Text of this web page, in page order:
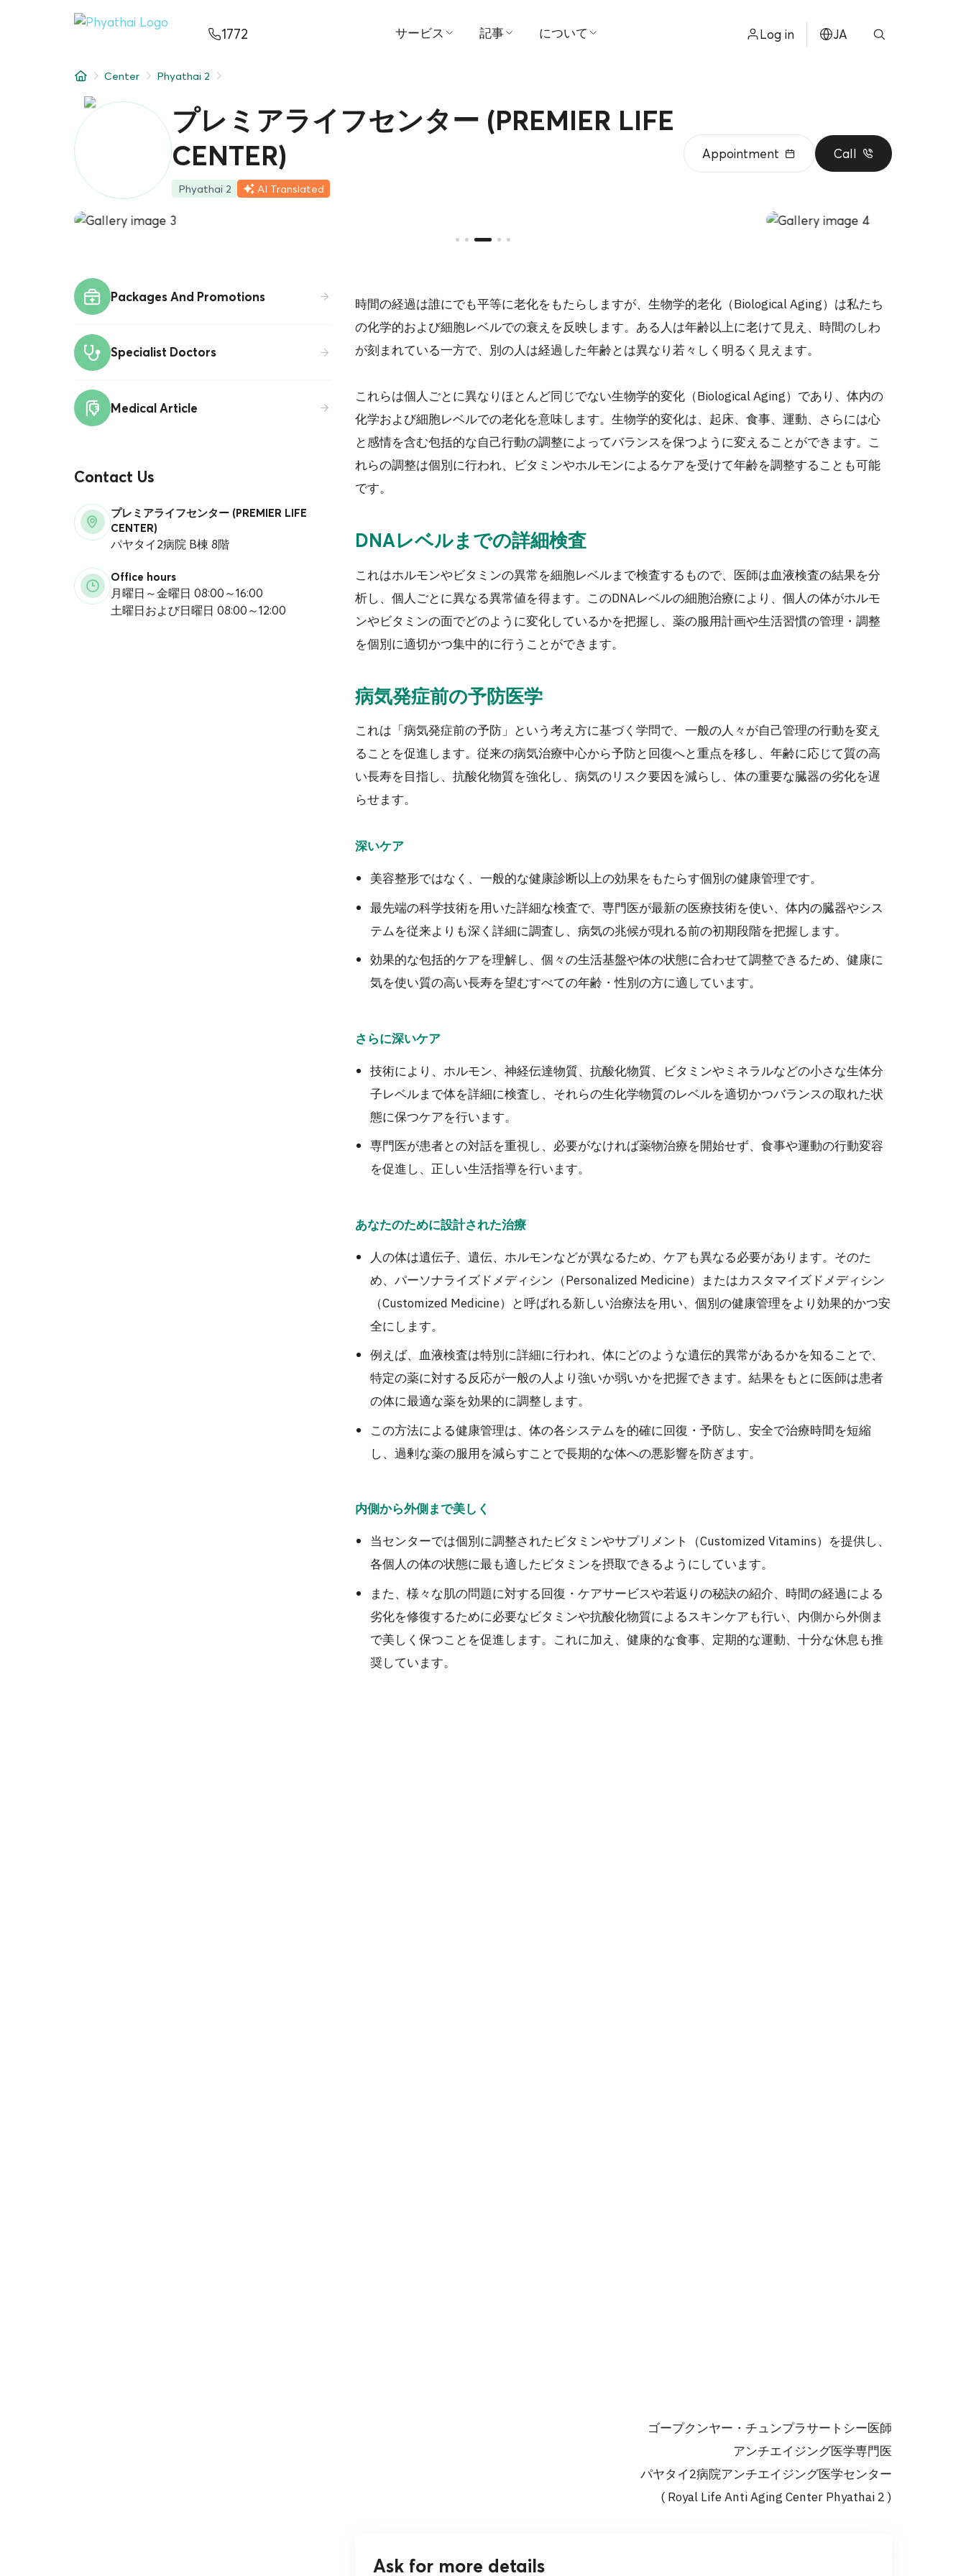
1772 サービス
予約する
記事
ビデオ
について
ビジョンとミッション
Log in JA
中文
عربي
ไทย
について
Hospital Locations
Center Phyathai 2
プレミアライフセンター (PREMIER LIFE
CENTER)
Phyathai 2 AI Translated
Appointment Call
Packages And Promotions
Specialist Doctors
Medical Article
Contact Us
プレミアライフセンター (PREMIER LIFE
CENTER)
パヤタイ2病院 B棟 8階
Office hours
月曜日～金曜日 08:00～16:00
土曜日および日曜日 08:00～12:00
時間の経過は誰にでも平等に老化をもたらしますが、生物学的老化（Biological Aging）は私たち
の化学的および細胞レベルでの衰えを反映します。ある人は年齢以上に老けて見え、時間のしわ
が刻まれている一方で、別の人は経過した年齢とは異なり若々しく明るく見えます。
これらは個人ごとに異なりほとんど同じでない生物学的変化（Biological Aging）であり、体内の
化学および細胞レベルでの老化を意味します。生物学的変化は、起床、食事、運動、さらには心
と感情を含む包括的な自己行動の調整によってバランスを保つように変えることができます。こ
れらの調整は個別に行われ、ビタミンやホルモンによるケアを受けて年齢を調整することも可能
です。
DNAレベルまでの詳細検査
これはホルモンやビタミンの異常を細胞レベルまで検査するもので、医師は血液検査の結果を分
析し、個人ごとに異なる異常値を得ます。このDNAレベルの細胞治療により、個人の体がホルモ
ンやビタミンの面でどのように変化しているかを把握し、薬の服用計画や生活習慣の管理・調整
を個別に適切かつ集中的に行うことができます。
病気発症前の予防医学
これは「病気発症前の予防」という考え方に基づく学問で、一般の人々が自己管理の行動を変え
ることを促進します。従来の病気治療中心から予防と回復へと重点を移し、年齢に応じて質の高
い長寿を目指し、抗酸化物質を強化し、病気のリスク要因を減らし、体の重要な臓器の劣化を遅
らせます。
深いケア
美容整形ではなく、一般的な健康診断以上の効果をもたらす個別の健康管理です。
最先端の科学技術を用いた詳細な検査で、専門医が最新の医療技術を使い、体内の臓器やシス
テムを従来よりも深く詳細に調査し、病気の兆候が現れる前の初期段階を把握します。
効果的な包括的ケアを理解し、個々の生活基盤や体の状態に合わせて調整できるため、健康に
気を使い質の高い長寿を望むすべての年齢・性別の方に適しています。
さらに深いケア
技術により、ホルモン、神経伝達物質、抗酸化物質、ビタミンやミネラルなどの小さな生体分
子レベルまで体を詳細に検査し、それらの生化学物質のレベルを適切かつバランスの取れた状
態に保つケアを行います。
専門医が患者との対話を重視し、必要がなければ薬物治療を開始せず、食事や運動の行動変容
を促進し、正しい生活指導を行います。
あなたのために設計された治療
人の体は遺伝子、遺伝、ホルモンなどが異なるため、ケアも異なる必要があります。そのた
め、パーソナライズドメディシン（Personalized Medicine）またはカスタマイズドメディシン
（Customized Medicine）と呼ばれる新しい治療法を用い、個別の健康管理をより効果的かつ安
全にします。
例えば、血液検査は特別に詳細に行われ、体にどのような遺伝的異常があるかを知ることで、
特定の薬に対する反応が一般の人より強いか弱いかを把握できます。結果をもとに医師は患者
の体に最適な薬を効果的に調整します。
この方法による健康管理は、体の各システムを的確に回復・予防し、安全で治療時間を短縮
し、過剰な薬の服用を減らすことで長期的な体への悪影響を防ぎます。
内側から外側まで美しく
当センターでは個別に調整されたビタミンやサプリメント（Customized Vitamins）を提供し、
各個人の体の状態に最も適したビタミンを摂取できるようにしています。
また、様々な肌の問題に対する回復・ケアサービスや若返りの秘訣の紹介、時間の経過による
劣化を修復するために必要なビタミンや抗酸化物質によるスキンケアも行い、内側から外側ま
で美しく保つことを促進します。これに加え、健康的な食事、定期的な運動、十分な休息も推
奨しています。
ゴープクンヤー・チュンプラサートシー医師
アンチエイジング医学専門医
パヤタイ2病院アンチエイジング医学センター
( Royal Life Anti Aging Center Phyathai 2 )
Ask for more details